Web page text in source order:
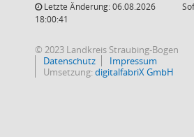
Letzte Änderung: 06.08.2026
18:00:41
© 2023 Landkreis Straubing-Bogen
Datenschutz
Impressum
Umsetzung:digitalfabriX GmbH